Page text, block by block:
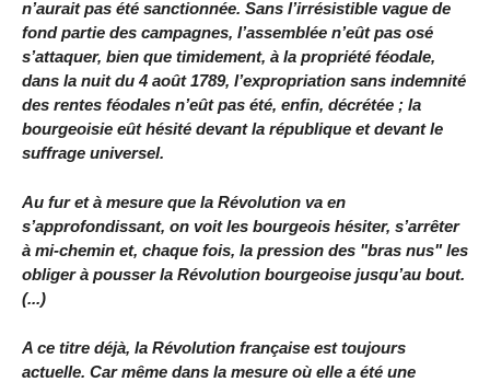
n’aurait pas été sanctionnée. Sans l’irrésistible vague de
fond partie des campagnes, l’assemblée n’eût pas osé
s’attaquer, bien que timidement, à la propriété féodale,
dans la nuit du 4 août 1789, l’expropriation sans indemnité
des rentes féodales n’eût pas été, enfin, décrétée ; la
bourgeoisie eût hésité devant la république et devant le
suffrage universel.
Au fur et à mesure que la Révolution va en
s’approfondissant, on voit les bourgeois hésiter, s’arrêter
à mi-chemin et, chaque fois, la pression des "bras nus" les
obliger à pousser la Révolution bourgeoise jusqu’au bout.
(...)
A ce titre déjà, la Révolution française est toujours
actuelle. Car même dans la mesure où elle a été une